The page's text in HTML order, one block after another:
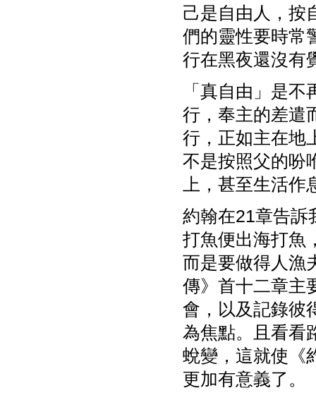
己是自由人，按
們的靈性要時常
行在黑夜還沒有
「真自由」是
行，奉主的差遣
行，正如主在地
不是按照父的吩
上，甚至生活
約翰在21章告訴
打魚便出海打魚
而是要做得人漁
傳》首十二章主
會，以及記錄彼
為焦點。且看看
蛻變，這就使《
更加有意義了。